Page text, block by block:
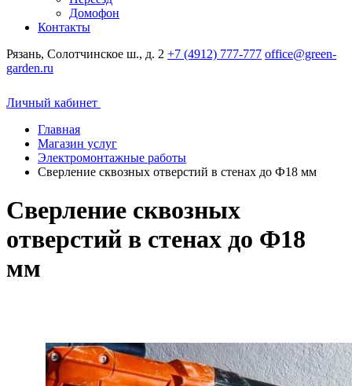
Домофон
Контакты
Рязань, Солотчинское ш., д. 2 +7 (4912) 777-777 office@green-
garden.ru
Личный кабинет
Главная
Магазин услуг
Электромонтажные работы
Сверление сквозных отверстий в стенах до Ф18 мм
Сверление сквозных
отверстий в стенах до Ф18
мм